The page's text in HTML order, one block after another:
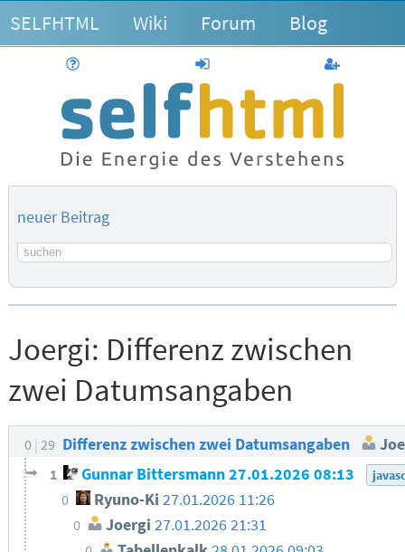
SELFHTML Wiki Forum Blog
anmelden
neuer Beitrag
Suchbegriff
Joergi: Differenz zwischen
zwei Datumsangaben
0 29 Differenz zwischen zwei Datumsangaben
1 Gunnar Bittersmann27.01.2026 08:13
0 Ryuno-Ki 27.01.2026 11:26
0 Joergi 27.01.2026 21:31